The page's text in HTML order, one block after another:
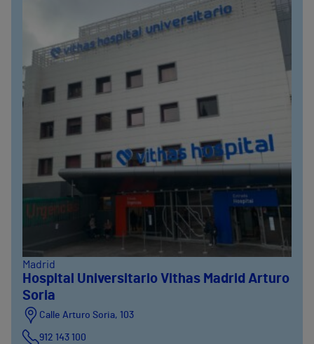
Madrid
Hospital Universitario Vithas Madrid Arturo
Soria
Calle Arturo Soria, 103
912 143 100